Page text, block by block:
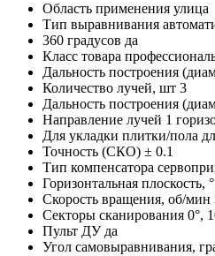
Область применения улица
Тип выравнивания
360 градусов да
Класс товара
Дальность построения
Количество лучей, шт 3
Дальность построения
Направление лучей 1
Для укладки плитки/пола
Точность (СКО) ± 0.1
Тип компенсатора
Горизонтальная плоскость, °
Скорость вращения, об/мин
Секторы сканирования 0°,
Пульт ДУда
Угол самовыравнивания,